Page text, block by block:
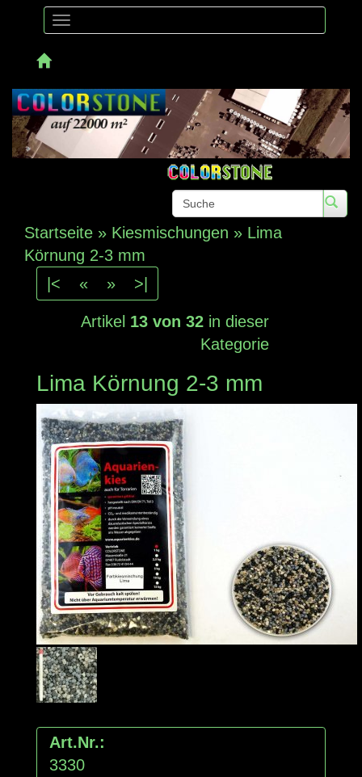
Toggle
Startseite » Kiesmischungen » Lima
Körnung 2-3 mm
|<
« » >|
Artikel 13 von 32 in dieser
Kategorie
Lima Körnung 2-3 mm
Art.Nr.:
3330